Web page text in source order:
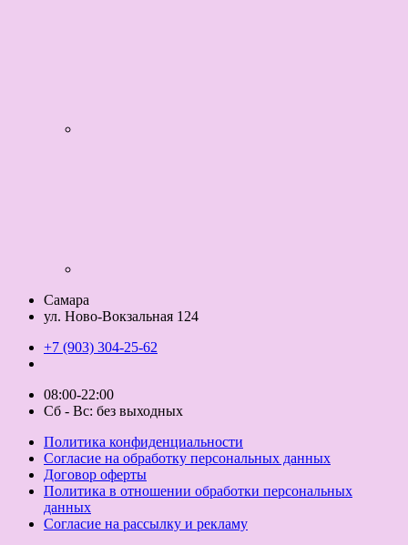
Самара
ул. Ново-Вокзальная 124
+7 (903) 304-25-62
08:00-22:00
Сб - Вс: без выходных
Политика конфиденциальности
Согласие на обработку персональных данных
Договор оферты
Политика в отношении обработки персональных
данных
Согласие на рассылку и рекламу